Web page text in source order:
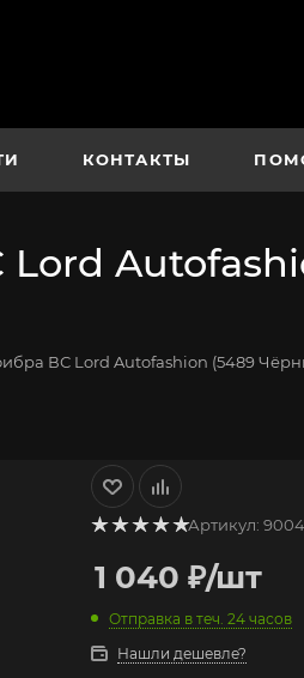
КОНТАКТЫ
ВС Lord Autofashion (5489
Артикул:
1 040 ₽/шт
Отправка в теч. 24 часов
Нашли дешевле?